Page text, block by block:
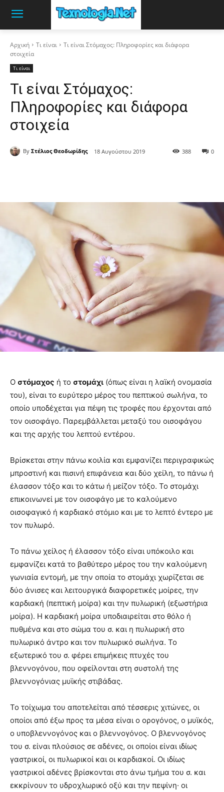
Αρχική Τι είναι
Τι είναι Στόμαχος: Πληροφορίες και διάφορα
στοιχεία
Τι είναι
Τι είναι Στόμαχος:
Πληροφορίες και διάφορα
στοιχεία
By Στέλιος Θεοδωρίδης 18 Αυγούστου 2019 0
388
Ο στόμαχος ή το στομάχι (όπως είναι η λαϊκή ονομασία
του), είναι το ευρύτερο μέρος του πεπτικού σωλήνα, το
οποίο υποδέχεται για πέψη τις τροφές που έρχονται από
τον οισοφάγο. Παρεμβάλλεται μεταξύ του οισοφάγου
και της αρχής του λεπτού εντέρου.
Βρίσκεται στην πάνω κοιλία και εμφανίζει περιγραφικώς
μπροστινή και πισινή επιφάνεια και δύο χείλη, το πάνω ή
έλασσον τόξο και το κάτω ή μείζον τόξο. Το στομάχι
επικοινωνεί με τον οισοφάγο με το καλούμενο
οισοφαγικό ή καρδιακό στόμιο και με το λεπτό έντερο με
τον πυλωρό.
Το πάνω χείλος ή έλασσον τόξο είναι υπόκοιλο και
εμφανίζει κατά το βαθύτερο μέρος του την καλούμενη
γωνιαία εντομή, με την οποία το στομάχι χωρίζεται σε
δύο άνισες και λειτουργικά διαφορετικές μοίρες, την
καρδιακή (πεπτική μοίρα) και την πυλωρική (εξωστήρια
μοίρα). Η καρδιακή μοίρα υποδιαιρείται στο θόλο ή
πυθμένα και στο σώμα του σ. και η πυλωρική στο
πυλωρικό άντρο και τον πυλωρικό σωλήνα. Το
εξωτερικό του σ. φέρει επιμήκεις πτυχές του
βλεννογόνου, που οφείλονται στη συστολή της
βλεννογόνιας μυϊκής στιβάδας.
Το τοίχωμα του αποτελείται από τέσσερις χιτώνες, οι
οποίοι από έξω προς τα μέσα είναι ο ορογόνος, ο μυϊκός,
ο υποβλεννογόνος και ο βλεννογόνος. Ο βλεννογόνος
του σ. είναι πλούσιος σε αδένες, οι οποίοι είναι ιδίως
γαστρικοί, οι πυλωρικοί και οι καρδιακοί. Οι ιδίως
γαστρικοί αδένες βρίσκονται στο άνω τμήμα του σ. και
εκκρίνουν το υδροχλωρικό οξύ και την πεψίνη· οι